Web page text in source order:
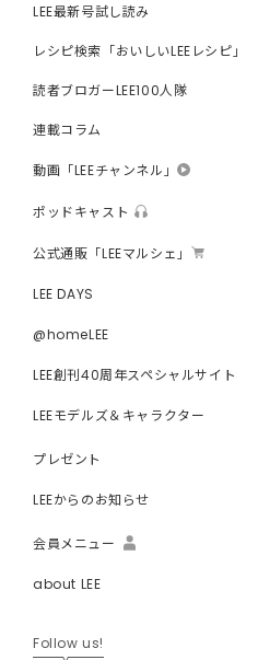
LEE最新号試し読み
レシピ検索「おいしいLEEレシピ」
読者ブロガーLEE100人隊
連載コラム
動画「LEEチャンネル」
ポッドキャスト
公式通販「LEEマルシェ」
LEE DAYS
@homeLEE
LEE創刊40周年スペシャルサイト
LEEモデルズ＆キャラクター
プレゼント
LEEからのお知らせ
会員メニュー
about LEE
Follow us!